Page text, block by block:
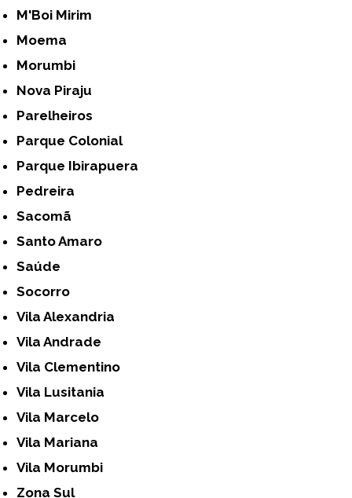
M'Boi Mirim
Moema
Morumbi
Nova Piraju
Parelheiros
Parque Colonial
Parque Ibirapuera
Pedreira
Sacomã
Santo Amaro
Saúde
Socorro
Vila Alexandria
Vila Andrade
Vila Clementino
Vila Lusitania
Vila Marcelo
Vila Mariana
Vila Morumbi
Zona Sul